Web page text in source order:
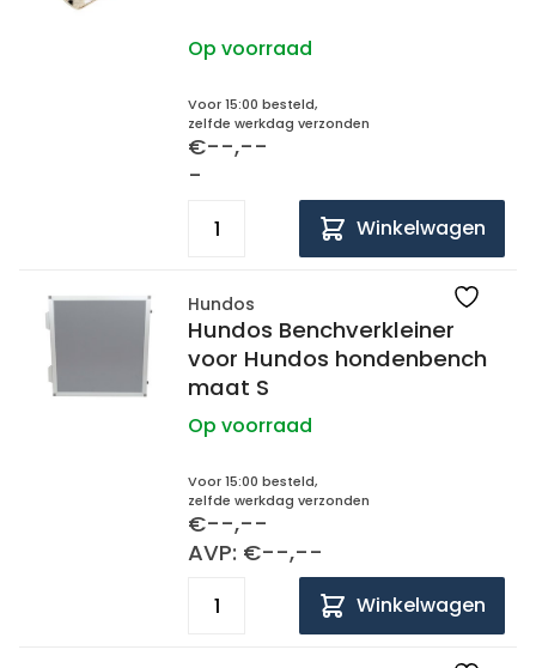
Op voorraad
Voor 15:00 besteld,
zelfde werkdag verzonden
€--,--
-
Winkelwagen
Hundos
Hundos Benchverkleiner
voor Hundos hondenbench
maat S
Op voorraad
Voor 15:00 besteld,
zelfde werkdag verzonden
€--,--
AVP: €--,--
Winkelwagen